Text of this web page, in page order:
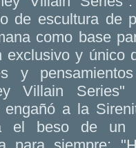
de escultura de
como base
exclusivo y único
y
Villain Series"
engañó a la
el beso de un